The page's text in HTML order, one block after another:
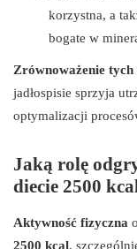
korzystna, a
bogate w
Zrównoważenie
jadłospisie sprzyja
optymalizacji
Jaką rolę
diecie 2500
Aktywność fizyczna
2500 kcal,